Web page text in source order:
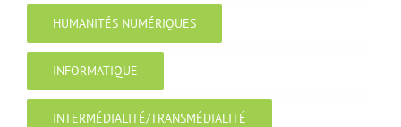
HUMANITÉS NUMÉRIQUES
INFORMATIQUE
INTERMÉDIALITÉ/TRANSMÉDIALITÉ